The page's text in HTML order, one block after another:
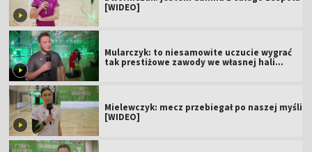
[WIDEO]
Mularczyk: to niesamowite uczucie wygrać
tak prestiżowe zawody we własnej hali
Mielewczyk: mecz przebiegał po naszej myśli
[WIDEO]